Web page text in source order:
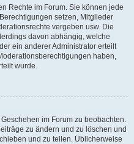
Rechte im Forum. Sie können jede
setzen, Mitglieder
vergeben usw. Die
davon abhängig, welche
ein anderer Administrator erteilt
haben,
wurde.
im Forum zu beobachten.
zu ändern und zu löschen und
und zu teilen. Üblicherweise